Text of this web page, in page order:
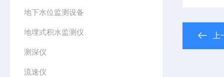
地下水位监测设备
地埋式积水监测仪
测深仪
流速仪